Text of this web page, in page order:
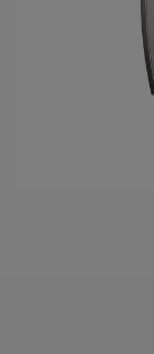
Prix met het
Maar er is een
heeft zijn intrede
horloge